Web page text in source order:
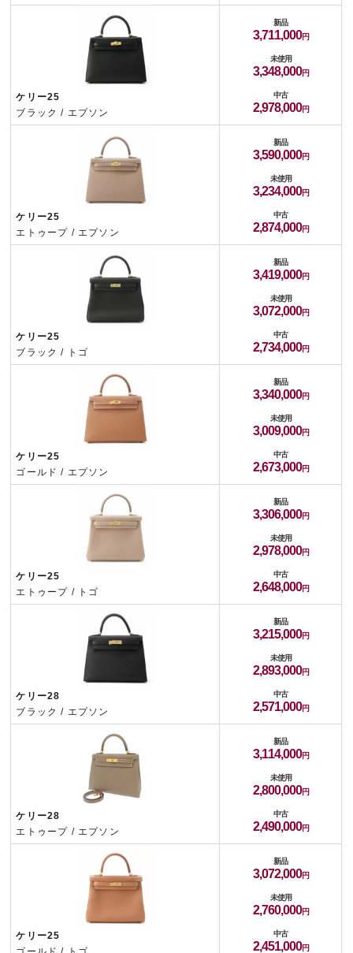
ケリー25
ブラック / エプソン
新品
3,711,000
未使用
3,348,000
中古
2,978,000
ケリー25
エトゥープ / エプソン
新品
3,590,000
未使用
3,234,000
中古
2,874,000
ケリー25
ブラック / トゴ
新品
3,419,000
未使用
3,072,000
中古
2,734,000
ケリー25
ゴールド / エプソン
新品
3,340,000
未使用
3,009,000
中古
2,673,000
ケリー25
エトゥープ / トゴ
新品
3,306,000
未使用
2,978,000
中古
2,648,000
ケリー28
ブラック / エプソン
新品
3,215,000
未使用
2,893,000
中古
2,571,000
ケリー28
エトゥープ / エプソン
新品
3,114,000
未使用
2,800,000
中古
2,490,000
ケリー25
新品
3,072,000
未使用
2,760,000
中古
2,451,000